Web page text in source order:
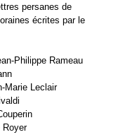
persanes de
écrites par le
Philippe Rameau
Marie Leclair
Royer